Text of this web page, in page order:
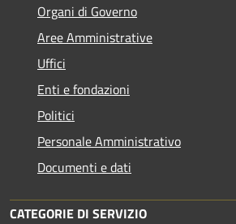
Organi di Governo
Aree Amministrative
Uffici
Enti e fondazioni
Politici
Personale Amministrativo
Documenti e dati
CATEGORIE DI SERVIZIO